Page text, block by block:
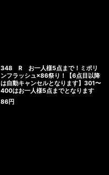
348 R お一人様5点まで！ミポリ
ンフラッシュ×86祭り！【6点目以降
は自動キャンセルとなります】301〜
400はお一人様5点までとなります
86円